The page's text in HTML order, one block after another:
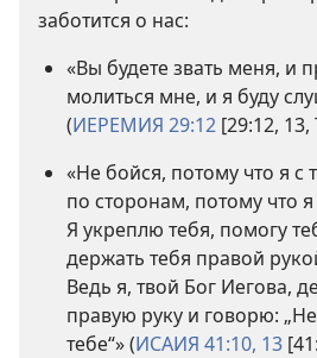
заботится о нас:
«Вы будете звать меня, и
молиться мне, и я буду
(ИЕРЕМИЯ 29:12 [29:12, 13,
«Не бойся, потому что я с
по сторонам, потому что я
Я укреплю тебя, помогу
держать тебя правой
Ведь я, твой Бог Иегова,
правую руку и говорю:
тебе“» (ИСАИЯ 41:10, 13